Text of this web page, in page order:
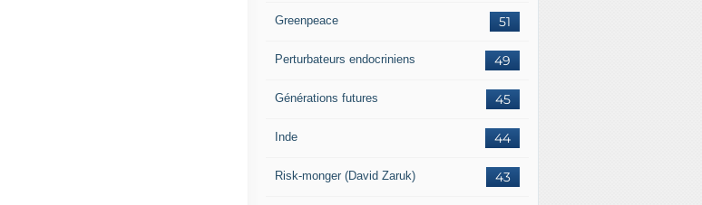
51
Greenpeace
49
Perturbateurs endocriniens
45
Générations futures
44
Inde
43
Risk-monger (David Zaruk)